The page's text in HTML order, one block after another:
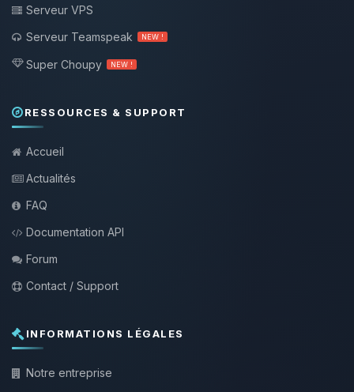
Serveur VPS
Serveur Teamspeak
NEW !
Super Choupy NEW !
RESSOURCES & SUPPORT
Accueil
Actualités
FAQ
Documentation API
Forum
Contact / Support
INFORMATIONS LÉGALES
Notre entreprise